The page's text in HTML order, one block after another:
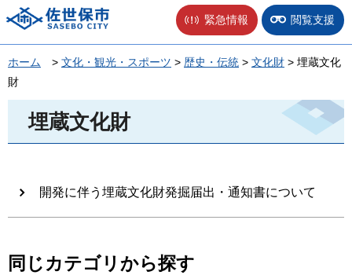
佐世保市 緊急情報 閲覧支援
ホーム > 文化・観光・スポーツ > 歴史・伝統 > 文化財 > 埋蔵文化
財
埋蔵文化財
開発に伴う埋蔵文化財発掘届出・通知書について
同じカテゴリから探す